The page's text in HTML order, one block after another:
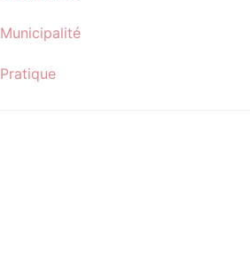
Municipalité
Pratique